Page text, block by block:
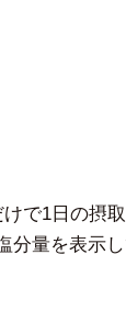
で1日の摂
分量を表示